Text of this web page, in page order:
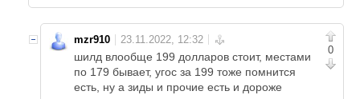
0
mzr910
шилд влообще 199 долларов стоит, местами
по 179 бывает, угос за 199 тоже помнится
есть, ну а зиды и прочие есть и дороже